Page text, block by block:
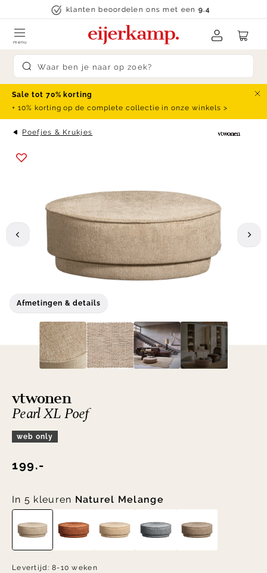
Skip to contentklanten beoordelen ons met een9.4
Submit search
menu
Sale tot 70% korting
+ 10% korting op de complete collectie in onze winkels >
Poefjes & Krukjes
Afmetingen & details
vtwonen
Pearl XL Poef
web only
199.-
In 5 kleuren Naturel Melange
Levertijd:8-10 weken